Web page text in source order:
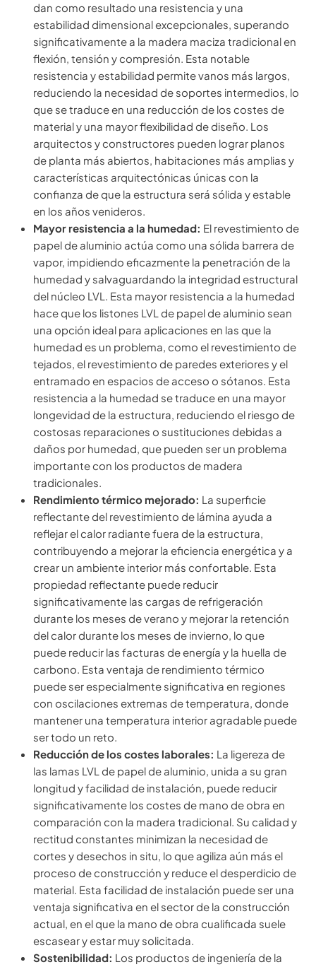
dan como resultado una resistencia y una
estabilidad dimensional excepcionales, superando
significativamente a la madera maciza tradicional en
flexión, tensión y compresión. Esta notable
resistencia y estabilidad permite vanos más largos,
reduciendo la necesidad de soportes intermedios, lo
que se traduce en una reducción de los costes de
material y una mayor flexibilidad de diseño. Los
arquitectos y constructores pueden lograr planos
de planta más abiertos, habitaciones más amplias y
características arquitectónicas únicas con la
confianza de que la estructura será sólida y estable
en los años venideros.
Mayor resistencia a la humedad: El revestimiento de
papel de aluminio actúa como una sólida barrera de
vapor, impidiendo eficazmente la penetración de la
humedad y salvaguardando la integridad estructural
del núcleo LVL. Esta mayor resistencia a la humedad
hace que los listones LVL de papel de aluminio sean
una opción ideal para aplicaciones en las que la
humedad es un problema, como el revestimiento de
tejados, el revestimiento de paredes exteriores y el
entramado en espacios de acceso o sótanos. Esta
resistencia a la humedad se traduce en una mayor
longevidad de la estructura, reduciendo el riesgo de
costosas reparaciones o sustituciones debidas a
daños por humedad, que pueden ser un problema
importante con los productos de madera
tradicionales.
Rendimiento térmico mejorado: La superficie
reflectante del revestimiento de lámina ayuda a
reflejar el calor radiante fuera de la estructura,
contribuyendo a mejorar la eficiencia energética y a
crear un ambiente interior más confortable. Esta
propiedad reflectante puede reducir
significativamente las cargas de refrigeración
durante los meses de verano y mejorar la retención
del calor durante los meses de invierno, lo que
puede reducir las facturas de energía y la huella de
carbono. Esta ventaja de rendimiento térmico
puede ser especialmente significativa en regiones
con oscilaciones extremas de temperatura, donde
mantener una temperatura interior agradable puede
ser todo un reto.
Reducción de los costes laborales: La ligereza de
las lamas LVL de papel de aluminio, unida a su gran
longitud y facilidad de instalación, puede reducir
significativamente los costes de mano de obra en
comparación con la madera tradicional. Su calidad y
rectitud constantes minimizan la necesidad de
cortes y desechos in situ, lo que agiliza aún más el
proceso de construcción y reduce el desperdicio de
material. Esta facilidad de instalación puede ser una
ventaja significativa en el sector de la construcción
actual, en el que la mano de obra cualificada suele
escasear y estar muy solicitada.
Sostenibilidad: Los productos de ingeniería de la